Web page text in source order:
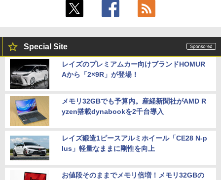
￥12,480
5
Dell Technologies P2422H プロフェッ
ショナルシリーズ 23.8インチワイドモニ
タ / 1920×1080 / HDMI、VGA、Display
Port / ブラック（スタンド一部:シルバ
￥14,800
Special Site
レイズのプレミアムカー向けブランドHOMUR
Aから「2×9R」が登場！
メモリ32GBでも予算内。産経新聞社がAMD R
yzen搭載dynabookを2千台導入
レイズ鍛造1ピースアルミホイール「CE28 N-p
lus」軽量なままに剛性を向上
お値段そのままでメモリ倍増！メモリ32GBの